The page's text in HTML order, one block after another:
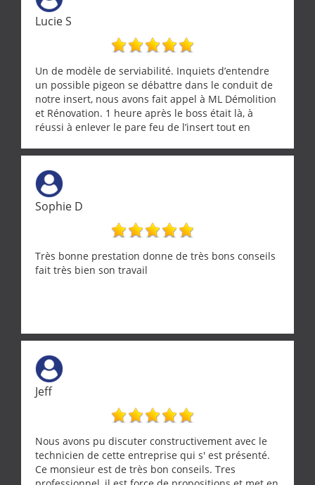
Lucie S
Un de modèle de serviabilité. Inquiets d’entendre
un possible pigeon se débattre dans le conduit de
notre insert, nous avons fait appel à ML Démolition
et Rénovation. 1 heure après le boss était là, à
réussi à enlever le pare feu de l’insert tout en
tourterelle et s’est ensuite patiemment occupé de
l’oiseau jusqu’à ce qu’il reprenne ses esprits et
puisse s’envoler. Après quoi il a procédé au
ramonage de notre insert avec dextérité et une
grande propreté, nous gratifiant également de
nombreux conseils concernant d’autres sujets. Un
entrepreneur comme on souhaite en rencontrer.
Encore un grand merci à lui.
Sophie D
Très bonne prestation donne de très bons conseils
fait très bien son travail
Jeff
Nous avons pu discuter constructivement avec le
technicien de cette entreprise qui s' est présenté.
Ce monsieur est de très bon conseils. Tres